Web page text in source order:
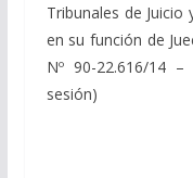
Tribunales de Juicio
en su función de
Nº 90-22.616/14
sesión)